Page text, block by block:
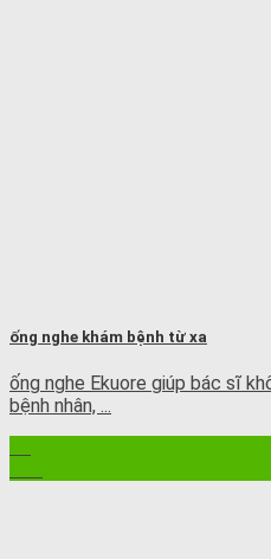
ống nghe khám bệnh từ xa
ống nghe Ekuore giúp bác sĩ
bệnh nhân, ...